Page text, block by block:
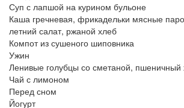
Суп с лапшой на курином бульоне
Каша гречневая, фрикадельки мясные
летний салат, ржаной хлеб
Компот из сушеного шиповника
Ужин
Ленивые голубцы со сметаной, пшеничный
Чай с лимоном
Перед сном
Йогурт